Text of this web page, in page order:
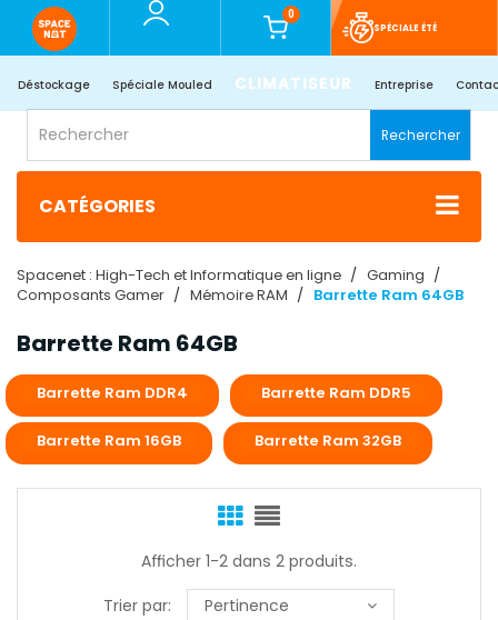
0
SPÉCIALE ÉTÉ
Déstockage Spéciale Mouled CLIMATISEUR Entreprise
Rechercher
CATÉGORIES
Spacenet : High-Tech et Informatique en ligne
Gaming
Composants Gamer
Mémoire RAM Barrette Ram 64GB
Barrette Ram 64GB
Barrette Ram DDR4 Barrette Ram DDR5
Barrette Ram 16GB Barrette Ram 32GB
Afficher 1-2 dans 2 produits.
Trier par:
Pertinence